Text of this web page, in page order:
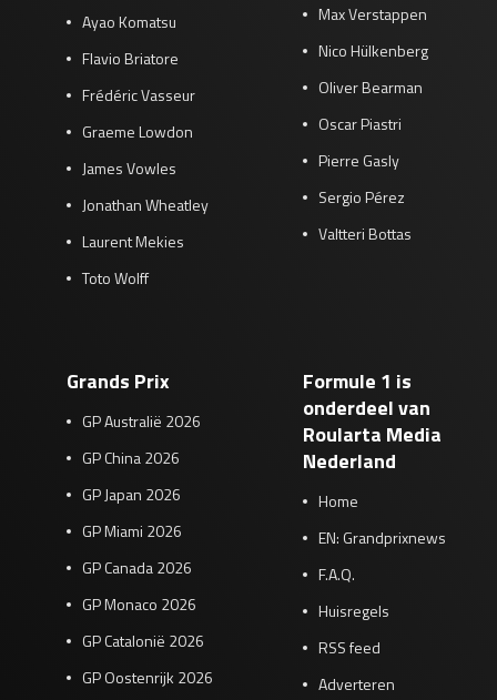
Ayao Komatsu
Flavio Briatore
Frédéric Vasseur
Graeme Lowdon
James Vowles
Jonathan Wheatley
Laurent Mekies
Toto Wolff
Max Verstappen
Nico Hülkenberg
Oliver Bearman
Oscar Piastri
Pierre Gasly
Sergio Pérez
Valtteri Bottas
Grands Prix
GP Australië 2026
GP China 2026
GP Japan 2026
GP Miami 2026
GP Canada 2026
GP Monaco 2026
GP Catalonië 2026
GP Oostenrijk 2026
Formule 1 is
onderdeel van
Roularta Media
Nederland
Home
EN: Grandprixnews
F.A.Q.
Huisregels
RSS feed
Adverteren